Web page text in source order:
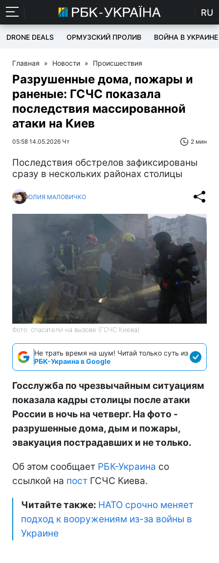
RU
DRONE DEALS ОРМУЗСКИЙ ПРОЛИВ ВОЙНА В УКРАИНЕ
Главная » Новости » Происшествия
Разрушенные дома, пожары и
раненые: ГСЧС показала
последствия массированной
атаки на Киев
05:58 14.05.2026 Чт 2 мин
Последствия обстрелов зафиксированы
сразу в нескольких районах столицы
ЮЛИЯ МАЛОВИЧКО
Фото: спасатели на вызове (ГСЧС Киева)
Не трать время на шум! Читай только суть из
РБК-Украина в Google
Госслужба по чрезвычайным ситуациям
показала кадры столицы после атаки
России в ночь на четверг. На фото -
разрушенные дома, дым и пожары,
эвакуация пострадавших и не только.
Об этом сообщает РБК-Украина со
ссылкой на пост ГСЧС Киева.
Читайте также: НАТО срочно меняет
подход к вооружениям из-за войны в
Украине